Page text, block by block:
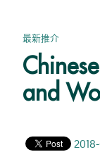
最新推介
and